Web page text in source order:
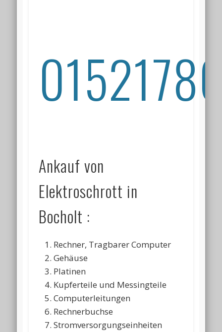
Ankauf von
Elektroschrott in
Bocholt :
Rechner, Tragbarer Computer
Gehäuse
Platinen
Kupferteile und Messingteile
Computerleitungen
Rechnerbuchse
Stromversorgungseinheiten